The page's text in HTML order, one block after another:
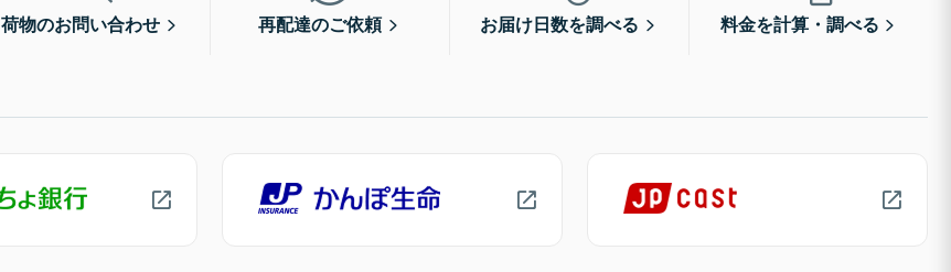
荷物のお問い合わせ 再配達のご依頼 お届け日数を調べる 料金を計算・調べる